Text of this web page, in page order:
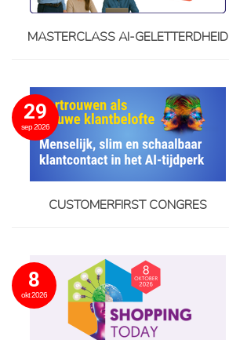
MASTERCLASS AI-GELETTERDHEID
29
sep 2026
CUSTOMERFIRST CONGRES
8
okt 2026